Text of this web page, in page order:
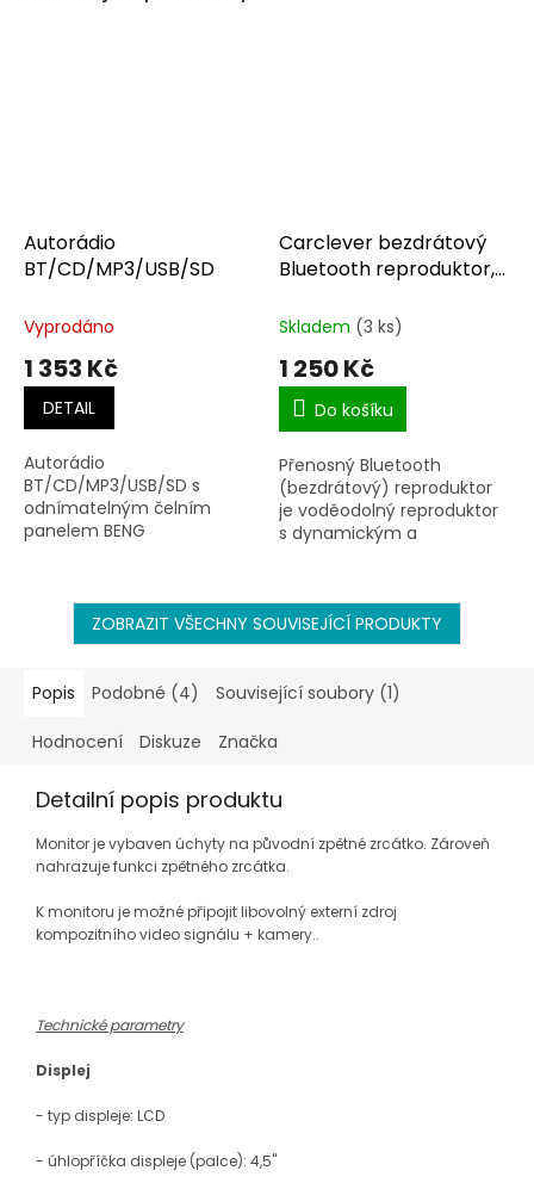
Autorádio
BT/CD/MP3/USB/SD
Vyprodáno
1 353 Kč
DETAIL
Autorádio
BT/CD/MP3/USB/SD s
odnímatelným čelním
panelem BENG
Carclever bezdrátový
Bluetooth reproduktor,
MIC, TWS, IPX5
Skladem (3 ks)
1 250 Kč
Do košíku
Přenosný Bluetooth
(bezdrátový) reproduktor
je voděodolný reproduktor
s dynamickým a
ZOBRAZIT VŠECHNY SOUVISEJÍCÍ PRODUKTY
Popis Podobné (4) Související soubory (1)
Hodnocení Diskuze Značka
Detailní popis produktu
Monitor je vybaven úchyty na původní zpětné zrcátko. Zároveň
nahrazuje funkci zpětného zrcátka.
K monitoru je možné připojit libovolný externí zdroj
kompozitního video signálu + kamery..
Technické parametry
Displej
- typ displeje: LCD
- úhlopříčka displeje (palce): 4,5"